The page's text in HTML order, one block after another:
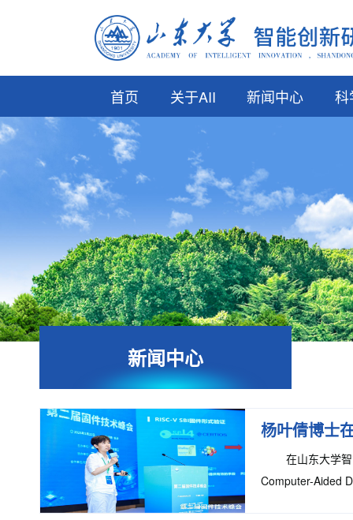
首页 关于AII 新闻中心 科
新闻中心
杨叶倩博士
在山东大学
Computer-Aided